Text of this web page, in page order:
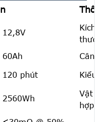
12,8V
Kích
60Ah Cân
120 phút Kiểu
2560Wh
Vật
hợp: